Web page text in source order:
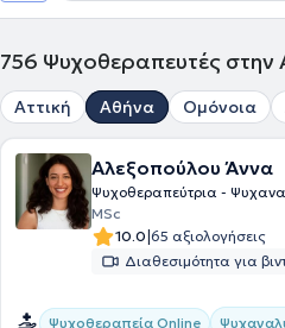
756 Ψυχοθεραπευτές στην
Αττική Αθήνα Ομόνοια
Αλεξοπούλου Άννα
Ψυχοθεραπεύτρια -
MSc
10.0|65 αξιολογήσεις
Διαθεσιμότητα για
Ψυχοθεραπεία Online